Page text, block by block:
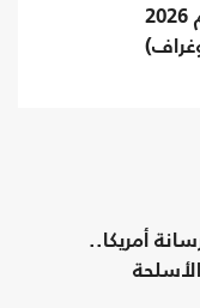
للعام 2026
أمريكا..